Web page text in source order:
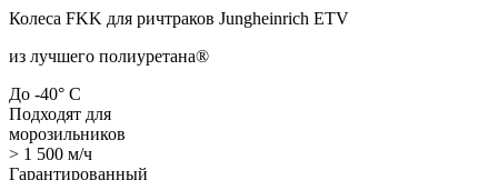
Колеса FKK для ричтраков Jungheinrich ETV
из лучшего полиуретана®
До -40° С
Подходят для
морозильников
> 1 500 м/ч
Гарантированный